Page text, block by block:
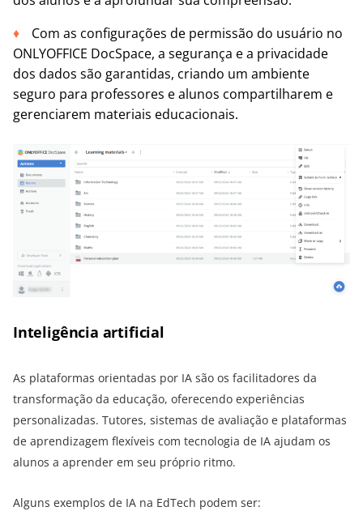
Com as configurações de permissão do usuário no
ONLYOFFICE DocSpace, a segurança e a privacidade
dos dados são garantidas, criando um ambiente
seguro para professores e alunos compartilharem e
gerenciarem materiais educacionais.
Inteligência artificial
As plataformas orientadas por IA são os facilitadores da
transformação da educação, oferecendo experiências
personalizadas. Tutores, sistemas de avaliação e plataformas
de aprendizagem flexíveis com tecnologia de IA ajudam os
alunos a aprender em seu próprio ritmo.
Alguns exemplos de IA na EdTech podem ser: